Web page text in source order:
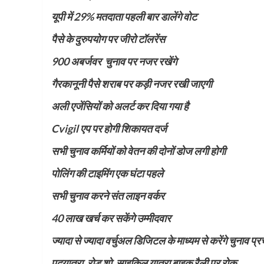
यूपी में 29% मतदाता पहली बार डालेंगे वोट
पैसे के दुरुपयोग पर जीरो टॉलरेंस
900 अबर्जवर चुनाव पर नजर रखेंगे
गैरकानूनी पैसे शराब पर कड़ी नजर रखी जाएगी
अली एजेंसियों को अलर्ट कर दिया गया है
Cvigil एप पर होगी शिकायत दर्ज
सभी चुनाव कर्मियों को वेतन की दोनों डोज लगी होगी
पोलिंग की टाइमिंग एक घंटा पहले
सभी चुनाव करने संत लाइन वर्कर
40 लाख खर्च कर सकेंगे उम्मीदवार
ज्यादा से ज्यादा वर्चुअल डिजिटल के माध्यम से करेंगे चुनाव